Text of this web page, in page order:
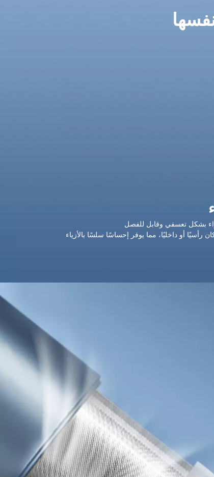
أو داخليًا، مما يوفر إحساسًا سلسًا بالأزياء